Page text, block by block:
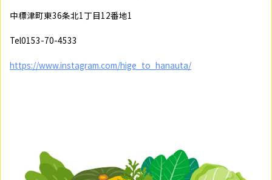
中標津町東36条北1丁目12番地1
Tel0153-70-4533
https://www.instagram.com/hige_to_hanauta/